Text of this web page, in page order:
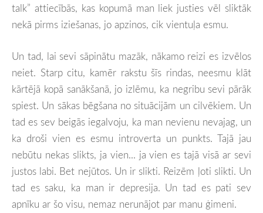
talk” attiecībās, kas kopumā man liek justies vēl sliktāk
nekā pirms iziešanas, jo apzinos, cik vientuļa esmu.
Un tad, lai sevi sāpinātu mazāk, nākamo reizi es izvēlos
neiet. Starp citu, kamēr rakstu šīs rindas, neesmu klāt
kārtējā kopā sanākšanā, jo izlēmu, ka negribu sevi pārāk
spiest. Un sākas bēgšana no situācijām un cilvēkiem. Un
tad es sev beigās iegalvoju, ka man nevienu nevajag, un
ka droši vien es esmu introverta un punkts. Tajā jau
nebūtu nekas slikts, ja vien... ja vien es tajā visā ar sevi
justos labi. Bet nejūtos. Un ir slikti. Reizēm ļoti slikti. Un
tad es saku, ka man ir depresija. Un tad es pati sev
apnīku ar šo visu, nemaz nerunājot par manu ģimeni.